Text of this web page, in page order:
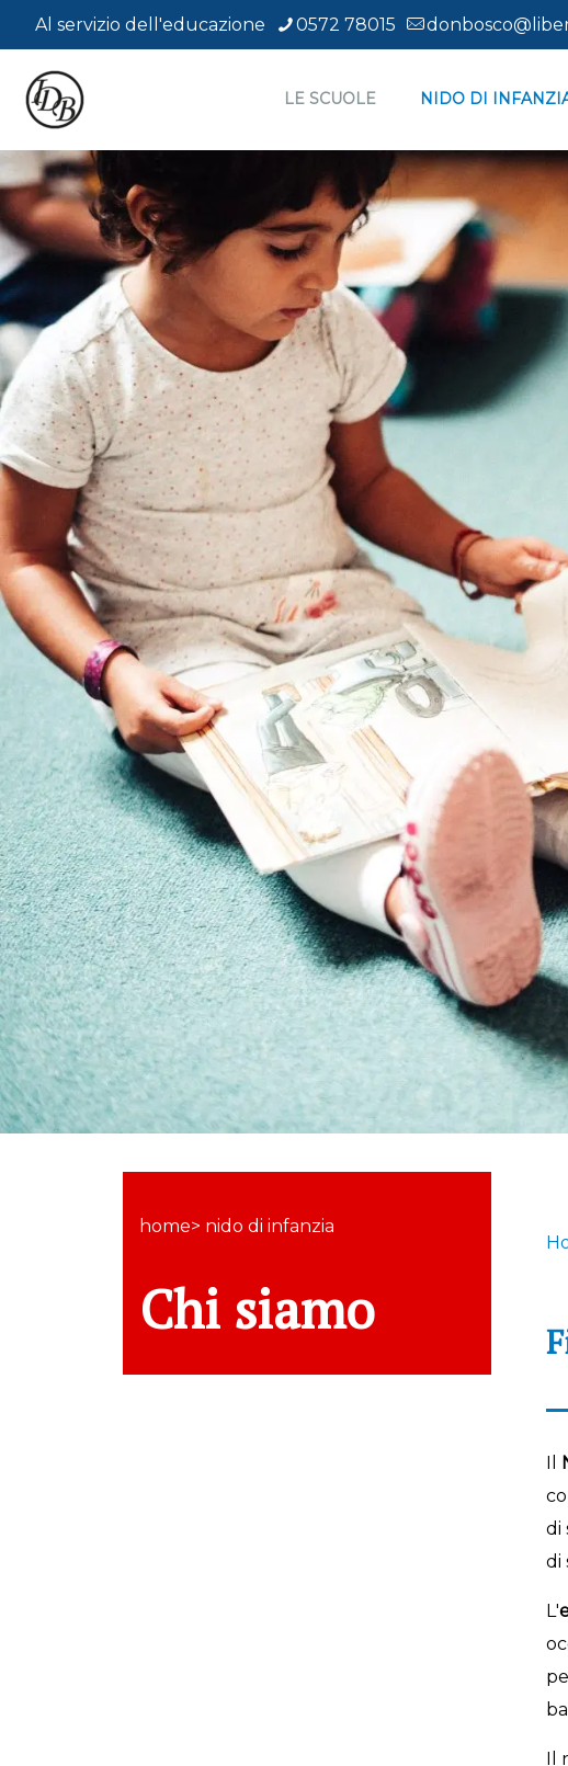
Al servizio dell'educazione 0572 78015
LE SCUOLE NIDO DI
home> nido di infanzia
Chi siamo
Il
di
di
L'
Il